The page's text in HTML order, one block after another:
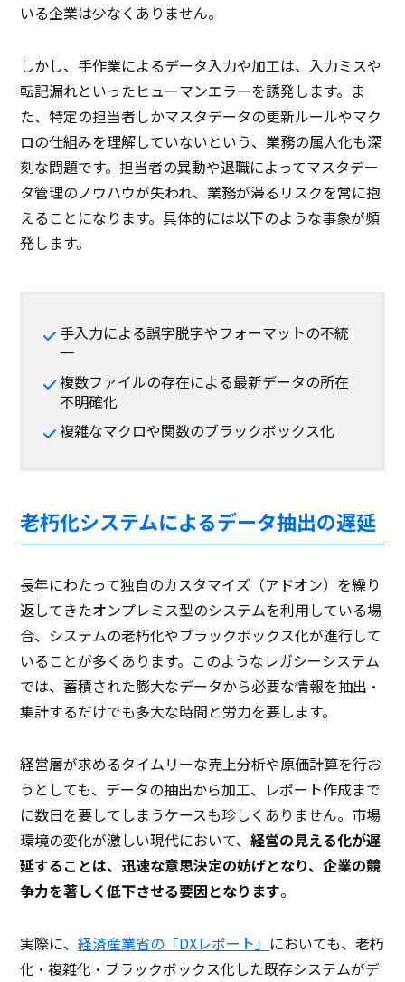
いる企業は少なくありません。
しかし、手作業によるデータ入力や加工は、入力ミスや
転記漏れといったヒューマンエラーを誘発します。ま
た、特定の担当者しかマスタデータの更新ルールやマク
ロの仕組みを理解していないという、業務の属人化も深
刻な問題です。担当者の異動や退職によってマスタデー
タ管理のノウハウが失われ、業務が滞るリスクを常に抱
えることになります。具体的には以下のような事象が頻
発します。
手入力による誤字脱字やフォーマットの不統
一
複数ファイルの存在による最新データの所在
不明確化
複雑なマクロや関数のブラックボックス化
老朽化システムによるデータ抽出の遅延
長年にわたって独自のカスタマイズ（アドオン）を繰り
返してきたオンプレミス型のシステムを利用している場
合、システムの老朽化やブラックボックス化が進行して
いることが多くあります。このようなレガシーシステム
では、蓄積された膨大なデータから必要な情報を抽出・
集計するだけでも多大な時間と労力を要します。
経営層が求めるタイムリーな売上分析や原価計算を行お
うとしても、データの抽出から加工、レポート作成まで
に数日を要してしまうケースも珍しくありません。市場
環境の変化が激しい現代において、経営の見える化が遅
延することは、迅速な意思決定の妨げとなり、企業の競
争力を著しく低下させる要因となります。
実際に、経済産業省の「DXレポート」 においても、老朽
化・複雑化・ブラックボックス化した既存システムがデ